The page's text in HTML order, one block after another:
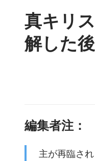
真キリ
解した
編集者注：
主が再臨さ